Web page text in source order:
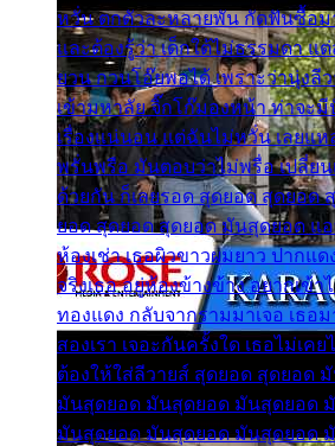
หวั่น ตกตัวละหลายพัน กัดฟันซื้อม
และต้องรู้ว่า เด็กใต้ไม่ธรรมดา แ
ยวน กวนโอ๊ยพอได้ เพราะว่านุ่งลี
เข้ามหาลัย จิ๊กโก๊มองหน้า ท่าจะ
เรื่องแน่นอน แต่ฉันไม่หวั่น เลยแ
พรั่นพรือ มันตอบว่าไม่พรื่อ เปลี่ยน
ด้วยกัน ก็เลยรอด สุดยอด สุดยอด
ยอด สุดยอด สุดยอด มันสุดยอด แ
ห้องเช่า เธอผิวขาวผมยาว ปากแ
จริงเธอ อยู่ห้องข้างข้าง อยากเข้า
ทองแดง กลับจากรามมาเจอ เธ
สองเรา เจอะกันครั้งใด เธอไม่เค
ต้องให้ใส่ลีวายส์ สุดยอด สุดยอด
มันสุดยอด มันสุดยอด มันสุดยอด
มันสุดยอด มันสุดยอด มันสุดยอด